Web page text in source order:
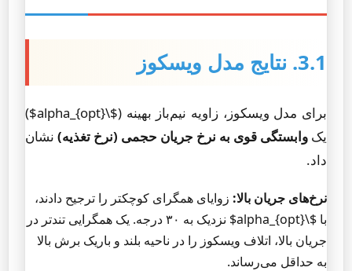
3.1. نتایج مدل ویسکوز
برای مدل ویسکوز، زاویه نیم‌باز بهینه ($\alpha_{opt}$)
یک وابستگی قوی به نرخ جریان حجمی (نرخ تغذیه) نشان
داد.
نرخ‌های جریان بالا: زوایای همگرای کوچکتر را ترجیح دادند،
با $\alpha_{opt}$ نزدیک به ۳۰ درجه. یک همگرایی تندتر در
جریان بالا، اتلاف ویسکوز را در ناحیه بلند و باریک برش بالا
به حداقل می‌رساند.